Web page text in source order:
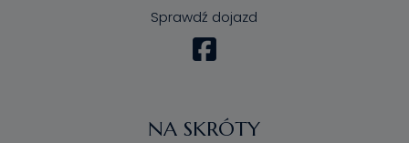
Sprawdź dojazd
NA SKRÓTY